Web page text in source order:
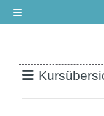
Blöcke